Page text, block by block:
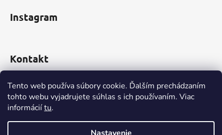
Tento web používa súbory cookie. Ďalším prechádzaním
tohto webu vyjadrujete súhlas s ich používaním. Viac
informáciítu.
Instagram
Kontakt
obchod@incomp.sk
0910 999 552